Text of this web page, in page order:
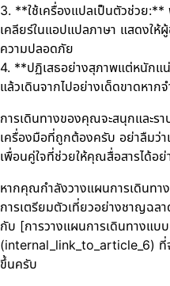
3. **ใช้เครื่องแปลเป็นตัวช่วย
เคลียร์ในแอปแปลภาษา แสดงให้
ความปลอดภัย
4. **ปฏิเสธอย่างสุภาพแต่หนักแ
แล้วเดินจากไปอย่างเด็ดขาดหากจ
การเดินทางของคุณจะสนุกและ
เครื่องมือที่ถูกต้องครับ อย่าลืมว่า
เพื่อนคู่ใจที่ช่วยให้คุณสื่อสารได้อ
หากคุณกำลังวางแผนการเดินทา
การเตรียมตัวเที่ยวอย่างชาญฉล
กับ [การวางแผนการเดินทางแบ
(internal_link_to_article_6)
ขึ้นครับ